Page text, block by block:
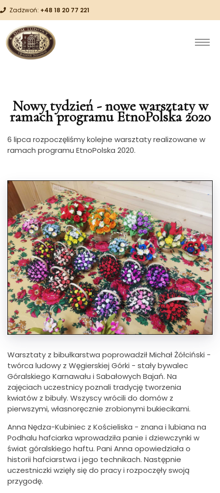
Zadzwoń: +48 18 20 77 221
Nowy tydzień - nowe warsztaty w
ramach programu EtnoPolska 2020
6 lipca rozpoczęliśmy kolejne warsztaty realizowane w
ramach programu EtnoPolska 2020.
Warsztaty z bibułkarstwa poprowadził Michał Żółciński -
twórca ludowy z Węgierskiej Górki - stały bywalec
Góralskiego Karnawału i Sabałowych Bajań. Na
zajęciach uczestnicy poznali tradycję tworzenia
kwiatów z bibuły. Wszyscy wrócili do domów z
pierwszymi, własnoręcznie zrobionymi bukiecikami.
Anna Nędza-Kubiniec z Kościeliska - znana i lubiana na
Podhalu hafciarka wprowadziła panie i dziewczynki w
świat góralskiego haftu. Pani Anna opowiedziała o
historii hafciarstwa i jego technikach. Następnie
uczestniczki wzięły się do pracy i rozpoczęły swoją
przygodę.